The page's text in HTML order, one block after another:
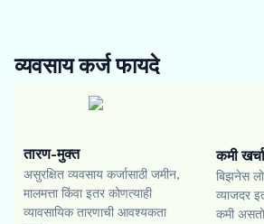
व्यवसाय कर्जफायदे
तारण-मुक्त
असुरक्षित व्यवसाय कर्जासाठी जमीन,
मालमत्ता किंवा इतर कोणत्याही
व्यावसायिक तारणाची आवश्यकता
कमी
बिझनेस
व्याजदर
कमी